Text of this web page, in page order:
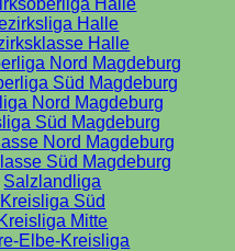
Halle
Halle
Halle
Nord Magdeburg
Süd Magdeburg
Nord Magdeburg
Süd Magdeburg
Nord Magdeburg
Süd Magdeburg
Salzlandliga
Kreisliga Süd
Kreisliga Mitte
Elbe-Kreisliga